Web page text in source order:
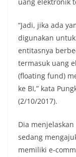
uang elektronik
“Jadi, jika ada
digunakan
entitasnya
termasuk uang
(floating fund)
ke BI,” kata
(2/10/2017).
Dia
sedang
memiliki e-